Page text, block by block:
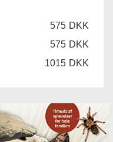
575 DKK
575 DKK
1015 DKK